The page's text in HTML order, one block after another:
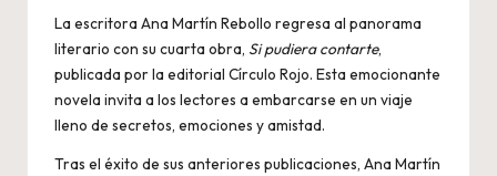
La escritora Ana Martín Rebollo regresa al panorama
literario con su cuarta obra, Si pudiera contarte,
publicada por la editorial Círculo Rojo. Esta emocionante
novela invita a los lectores a embarcarse en un viaje
lleno de secretos, emociones y amistad.
Tras el éxito de sus anteriores publicaciones, Ana Martín